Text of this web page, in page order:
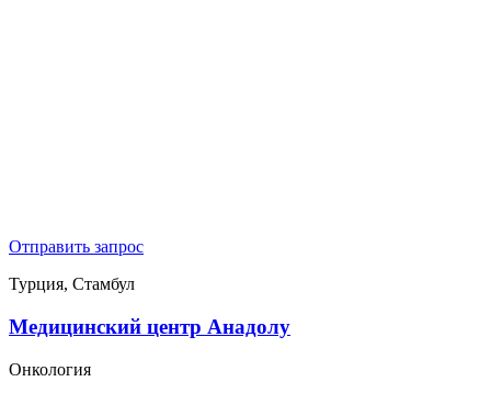
Отправить запрос
Турция, Стамбул
Медицинский центр Анадолу
Онкология